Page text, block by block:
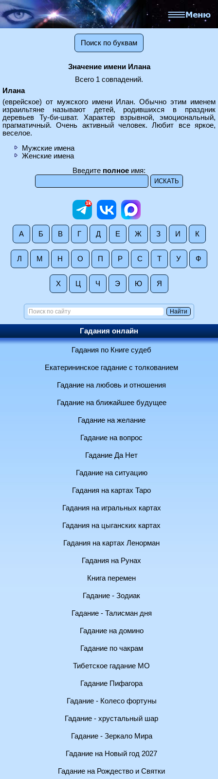
Поиск по буквам
Значение имени Илана
Всего 1 совпадений.
Илана
(еврейское) от мужского имени Илан. Обычно этим именем
израильтяне называют детей, родившихся в праздник
деревьев Ту-би-шват. Характер взрывной, эмоциональный,
прагматичный. Очень активный человек. Любит все яркое,
веселое.
Мужские имена
Женские имена
Введите полное имя:
А Б В Г Д Е Ж З И К
Л М Н О П Р С Т У Ф
Х Ц Ч Э Ю Я
Гадания онлайн
Гадания по Книге судеб
Екатерининское гадание с толкованием
Гадание на любовь и отношения
Гадание на ближайшее будущее
Гадание на желание
Гадание на вопрос
Гадание Да Нет
Гадание на ситуацию
Гадания на картах Таро
Гадания на игральных картах
Гадания на цыганских картах
Гадания на картах Ленорман
Гадания на Рунах
Книга перемен
Гадание - Зодиак
Гадание - Талисман дня
Гадание на домино
Гадание по чакрам
Тибетское гадание МО
Гадание Пифагора
Гадание - Колесо фортуны
Гадание - хрустальный шар
Гадание - Зеркало Мира
Гадание на Новый год 2027
Гадание на Рождество и Святки